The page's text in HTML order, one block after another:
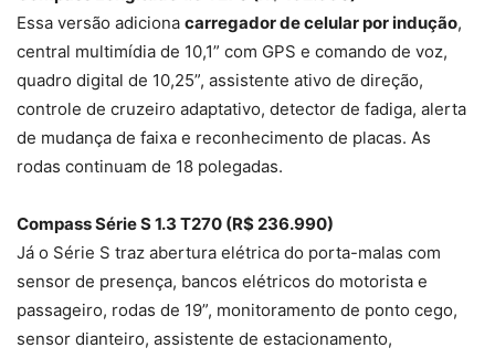
Essa versão adiciona carregador de celular por indução,
central multimídia de 10,1” com GPS e comando de voz,
quadro digital de 10,25”, assistente ativo de direção,
controle de cruzeiro adaptativo, detector de fadiga, alerta
de mudança de faixa e reconhecimento de placas. As
rodas continuam de 18 polegadas.
Compass Série S 1.3 T270 (R$ 236.990)
Já o Série S traz abertura elétrica do porta-malas com
sensor de presença, bancos elétricos do motorista e
passageiro, rodas de 19”, monitoramento de ponto cego,
sensor dianteiro, assistente de estacionamento,